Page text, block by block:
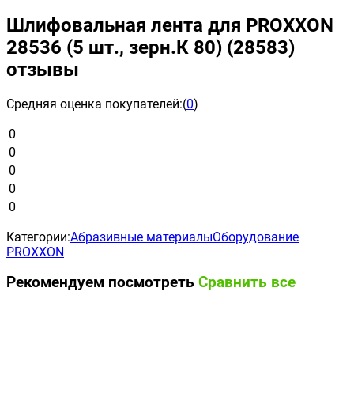
Шлифовальная лента для PROXXON
28536 (5 шт., зерн.К 80) (28583)
отзывы
Средняя оценка покупателей:(0)
0
0
0
0
0
Категории:Абразивные материалыОборудование
PROXXON
Рекомендуем посмотреть Сравнить все